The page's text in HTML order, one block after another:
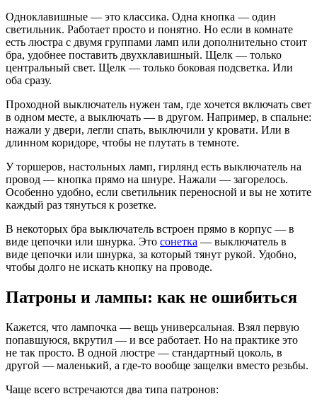
Одноклавишные — это классика. Одна кнопка — один
светильник. Работает просто и понятно. Но если в комнате
есть люстра с двумя группами ламп или дополнительно стоит
бра, удобнее поставить двухклавишный. Щелк — только
центральный свет. Щелк — только боковая подсветка. Или
оба сразу.
Проходной выключатель нужен там, где хочется включать свет
в одном месте, а выключать — в другом. Например, в спальне:
нажали у двери, легли спать, выключили у кровати. Или в
длинном коридоре, чтобы не плутать в темноте.
У торшеров, настольных ламп, гирлянд есть выключатель на
провод — кнопка прямо на шнуре. Нажали — загорелось.
Особенно удобно, если светильник переносной и вы не хотите
каждый раз тянуться к розетке.
В некоторых бра выключатель встроен прямо в корпус — в
виде цепочки или шнурка. Это сонетка — выключатель в
виде цепочки или шнурка, за который тянут рукой. Удобно,
чтобы долго не искать кнопку на проводе.
Патроны и лампы: как не ошибиться
Кажется, что лампочка — вещь универсальная. Взял первую
попавшуюся, вкрутил — и все работает. Но на практике это
не так просто. В одной люстре — стандартный цоколь, в
другой — маленький, а где-то вообще защелки вместо резьбы.
Чаще всего встречаются два типа патронов: